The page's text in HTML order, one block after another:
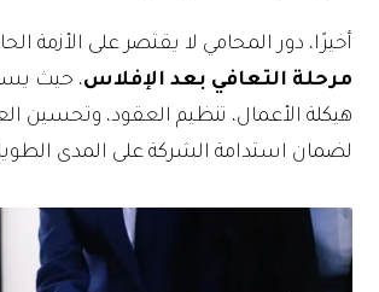
أخيرًا، دور المحامي لا يقتصر على الأزمة
مرحلة التعافي بعد الإفلاس، حيث
هيكلة الأعمال، تنظيم العقود، وتحسين
لضمان استدامة الشركة على المدى